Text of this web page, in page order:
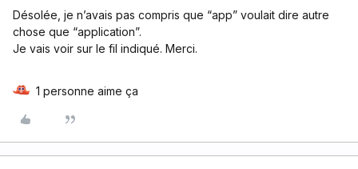
Désolée, je n’avais pas compris que “app” voulait dire autre
chose que “application”.
Je vais voir sur le fil indiqué. Merci.
1 personne aime ça